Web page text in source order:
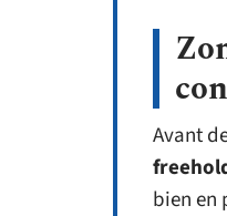
Avant
bien en